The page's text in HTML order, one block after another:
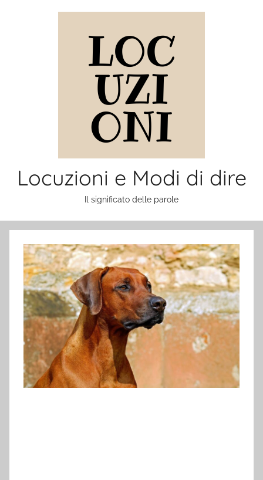
Locuzioni e Modi di dire
Il significato delle parole